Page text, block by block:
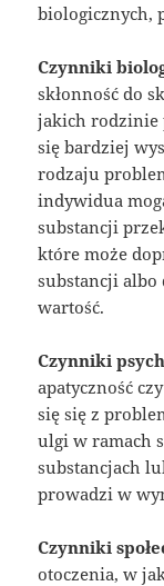
biologicznych,
Czynniki
skłonność do
jakich rodzinie
się bardziej
rodzaju
indywidua
substancji
które może
substancji albo
wartość.
Czynniki
apatyczność
się się z
ulgi w ramach
substancjach
prowadzi w
Czynniki
otoczenia, w